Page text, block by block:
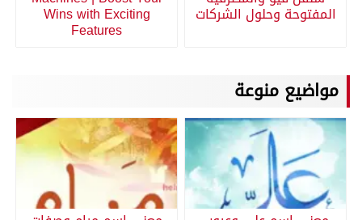
المفتوحة وحلول الشركات Wins with Exciting
Features
مواضيع منوعة